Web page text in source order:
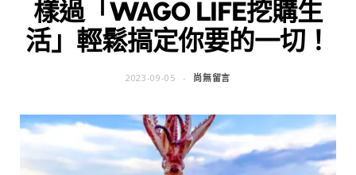
樣過「WAGO LIFE挖購生
活」輕鬆搞定你要的一切！
2023-09-05 尚無留言